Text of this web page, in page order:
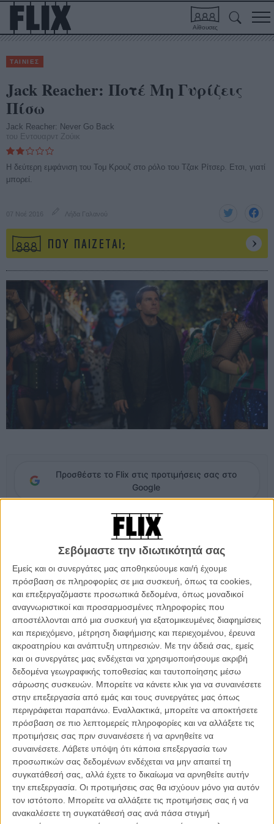
Σεβόμαστε την ιδιωτικότητά σας
Εμείς και οι συνεργάτες μας αποθηκεύουμε και/ή έχουμε
πρόσβαση σε πληροφορίες σε μια συσκευή, όπως τα cookies,
και επεξεργαζόμαστε προσωπικά δεδομένα, όπως μοναδικοί
αναγνωριστικοί και προσαρμοσμένες πληροφορίες που
αποστέλλονται από μια συσκευή για εξατομικευμένες διαφημίσεις
και περιεχόμενο, μέτρηση διαφήμισης και περιεχομένου, έρευνα
ακροατηρίου και ανάπτυξη υπηρεσιών. Με την άδειά σας, εμείς
και οι συνεργάτες μας ενδέχεται να χρησιμοποιήσουμε ακριβή
δεδομένα γεωγραφικής τοποθεσίας και ταυτοποίησης μέσω
σάρωσης συσκευών. Μπορείτε να κάνετε κλικ για να συναινέσετε
στην επεξεργασία από εμάς και τους συνεργάτες μας όπως
περιγράφεται παραπάνω. Εναλλακτικά, μπορείτε να αποκτήσετε
πρόσβαση σε πιο λεπτομερείς πληροφορίες και να αλλάξετε τις
προτιμήσεις σας πριν συναινέσετε ή να αρνηθείτε να
συναινέσετε. Λάβετε υπόψη ότι κάποια επεξεργασία των
προσωπικών σας δεδομένων ενδέχεται να μην απαιτεί τη
συγκατάθεσή σας, αλλά έχετε το δικαίωμα να αρνηθείτε αυτήν
την επεξεργασία. Οι προτιμήσεις σας θα ισχύουν μόνο για αυτόν
τον ιστότοπο. Μπορείτε να αλλάξετε τις προτιμήσεις σας ή να
ανακαλέσετε τη συγκατάθεσή σας ανά πάσα στιγμή
Αίθουσες
ΤΑΙΝΙΕΣ
Jack Reacher: Ποτέ Μη Γυρίζεις
Πίσω
Jack Reacher: Never Go Back
του Εντουαρντ Ζούικ
H δεύτερη εμφάνιση του Τομ Κρουζ στο ρόλο του Τζακ Ρίτσερ. Ετσι, γιατί
μπορεί.
07 Νοέ 2016 Λήδα Γαλανού
ΠΟΥ ΠΑΙΖΕΤΑΙ;
Προσθέστε το Flix στις προτιμήσεις σας στο
Google
Μ' έναν παράξενο τρόπο, που δε δικαιολογείται παρά με τον γενικό
όρο star quality, ο Τομ Κρουζ όσο κι αν μεγαλώσει, όσο κι αν
συνεχίσει να μπλέκεται με τα θρησκευτικά και ενδοοικογενειακά
κουτσομπολιά του, παραμένει μια απολαυστική ατραξιόν στην
οθόνη. Παραμένει ακόμα και σ' αυτήν, τη δεύτερη κινηματογραφική
περιπέτεια του Τζακ Ρίτσερ, που δεν έχει και πολλά περισσότερα για
να περηφανευτεί από τον πρωταγωνιστή της.
Μετά τον Κρίστοφερ ΜακΚουάρι του πρώτου «Jack Reacher»
σειρά παίρνει ο Εντουαρντ Ζούικ (στη δεύτερη συνεργασία του με
τον Τομ Κρουζ μετά το «The Last Samurai»), για να διασκευάσει
άλλο ένα από τα βιβλία του Βρετανού Τζιμ Γκραντ που, με το
ψευδώνυμο Λι Τσάιλντ, γέννησε αυτόν τον πρώην αξιωματικό του
αμερικανικού στρατού που, πια, κυκλοφορεί στις μητροπόλεις σα
φάντασμα αλλά εμφανίζεται όποτε έχει ευκαιρία να «κάνει το
σωστό».
Αυτή τη φορά, ο Ρίτσερ εμπλέκεται στην αποστολή του και πιο
προσωπικά: στο επίκεντρο βρίσκεται η ιδιότυπη, αλλά οπωσδήποτε
με ερωτικές υπόνοιες, σχέση του με την Ταγματάρχη Σούζαν Τέρνερ,
η οποία κατηγορείται, προφανώς άδικα, για κατασκοπεία:
προσπαθώντας να τη βοηθήσει, ο Ρίτσερ θα σταθεί απέναντι στον
φονικό Κυνηγό, αλλά και θα θέσει τη ζωή της Σούζαν αλλά και τη
δική του σε κίνδυνο. Παράλληλα, στο στόχαστρο θα βρεθεί κι έφηβη